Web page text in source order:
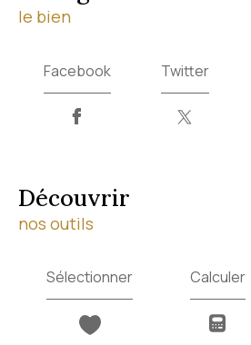
le bien
Facebook Twitter
découvrir
nos outils
Sélectionner Calculer